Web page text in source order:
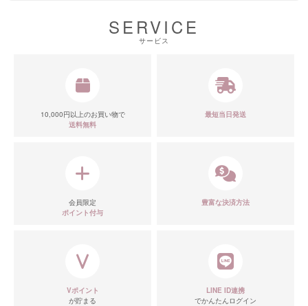
SERVICE
サービス
10,000円以上のお買い物で
送料無料
最短当日発送
会員限定
ポイント付与
豊富な決済方法
Vポイント
が貯まる
LINE ID連携
でかんたんログイン